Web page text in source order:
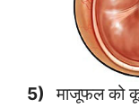
5)
माजूफल को